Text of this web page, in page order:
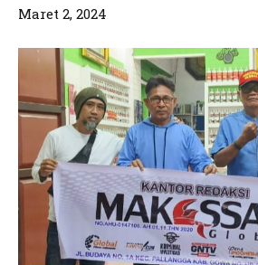
Maret 2, 2024